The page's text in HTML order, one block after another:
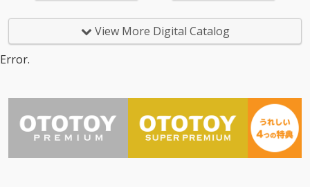
View More Digital Catalog
Error.